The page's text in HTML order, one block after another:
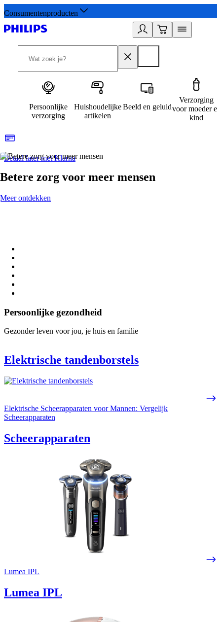
Consumentenproducten
Persoonlijke
verzorging
Huishoudelijke
artikelen
Beeld en geluid
Verzorging
voor moeder en
kind
Betaal later met Klarna
Betere zorg voor meer mensen
Meer ontdekken
Persoonlijke gezondheid
Gezonder leven voor jou, je huis en familie
Elektrische tandenborstels
Elektrische Scheerapparaten voor Mannen: Vergelijk
Scheerapparaten
Scheerapparaten
Lumea IPL
Lumea IPL